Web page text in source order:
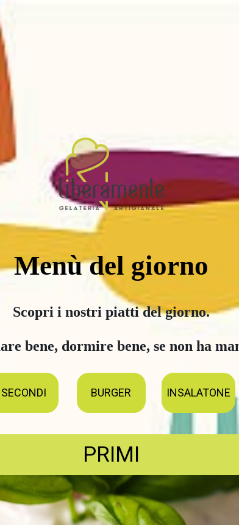
Menù del giorno
Scopri i nostri piatti del giorno.
bene, dormire bene, se non ha
SECONDI BURGER INSALATONE
PRIMI